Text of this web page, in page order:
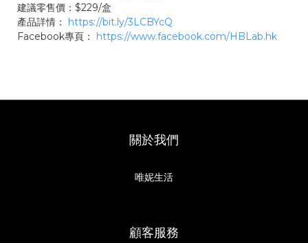
建議零售價：$229/盒
產品詳情： https://bit.ly/3LCBYcQ
Facebook專頁： https://www.facebook.com/HBLab.hk
關於我們
唯妮生活
顧客服務